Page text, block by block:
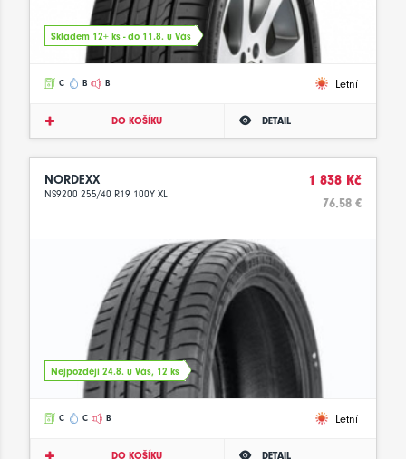
Skladem 12+ ks - do 11.8. u Vás
C B B Letní
DO KOŠÍKU DETAIL
NORDEXX
NS9200 255/40 R19 100Y XL
1 838 Kč
76.58 €
Nejpozději 24.8. u Vás, 12 ks
C C B Letní
DO KOŠÍKU DETAIL